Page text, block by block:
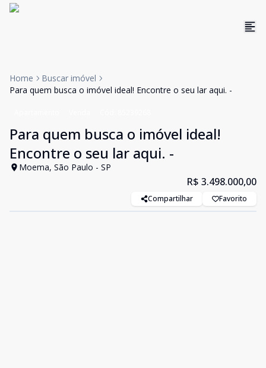
Home
Buscar imóvel
Para quem busca o imóvel ideal! Encontre o seu lar aqui. -
Para quem busca o imóvel ideal!
Encontre o seu lar aqui. -
Moema, São Paulo - SP
R$ 3.498.000,00
Compartilhar Favorito